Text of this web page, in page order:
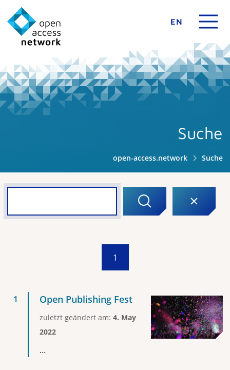
EN
Suche
open-access.network Suche
1
Open Publishing Fest
zuletzt geändert am: 4. May
2022
...